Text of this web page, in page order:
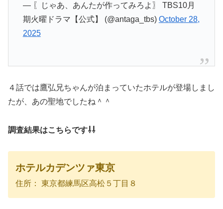
— 〖じゃあ、あんたが作ってみろよ〗 TBS10月
期火曜ドラマ【公式】 (@antaga_tbs) October 28,
2025
４話では鷹弘兄ちゃんが泊まっていたホテルが登場しまし
たが、あの聖地でしたね＾＾
調査結果はこちらです⇩⇩
ホテルカデンツァ東京
住所： 東京都練馬区高松５丁目８